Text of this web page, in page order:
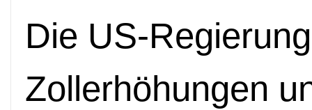
Die US-
Zollerhöhungen